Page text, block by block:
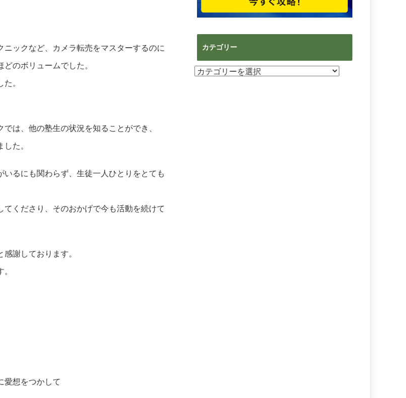
ックなど、カメラ転売をマスターするのに
のボリュームでした。
。
は、他の塾生の状況を知ることができ、
た。
るにも関わらず、生徒一人ひとりをとても
くださり、そのおかげで今も活動を続けて
謝しております。
愛想をつかして
カテゴリー
カ